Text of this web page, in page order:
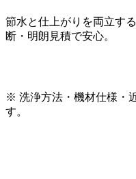
節水と仕上がりを両立す
断・明朗見積で安心。
※ 洗浄方法・機材仕様・
す。